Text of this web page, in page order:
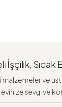
İşçilik, Sıcak
ve
evinize sevgi ve